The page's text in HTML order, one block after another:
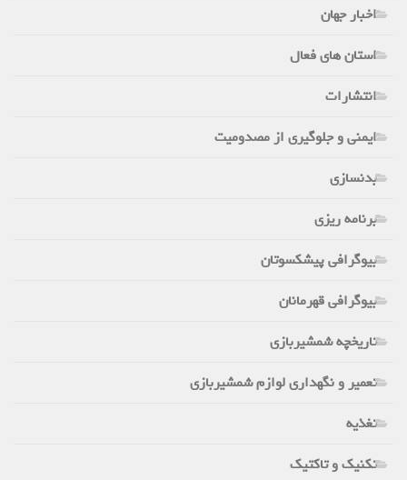
اخبار جهان
استان های فعال
انتشارات
ایمنی و جلوگیری از مصدومیت
بدنسازی
برنامه ریزی
بیوگرافی پیشکسوتان
بیوگرافی قهرمانان
تاریخچه شمشیربازی
تعمیر و نگهداری لوازم شمشیربازی
تغذیه
تکنیک و تاکتیک